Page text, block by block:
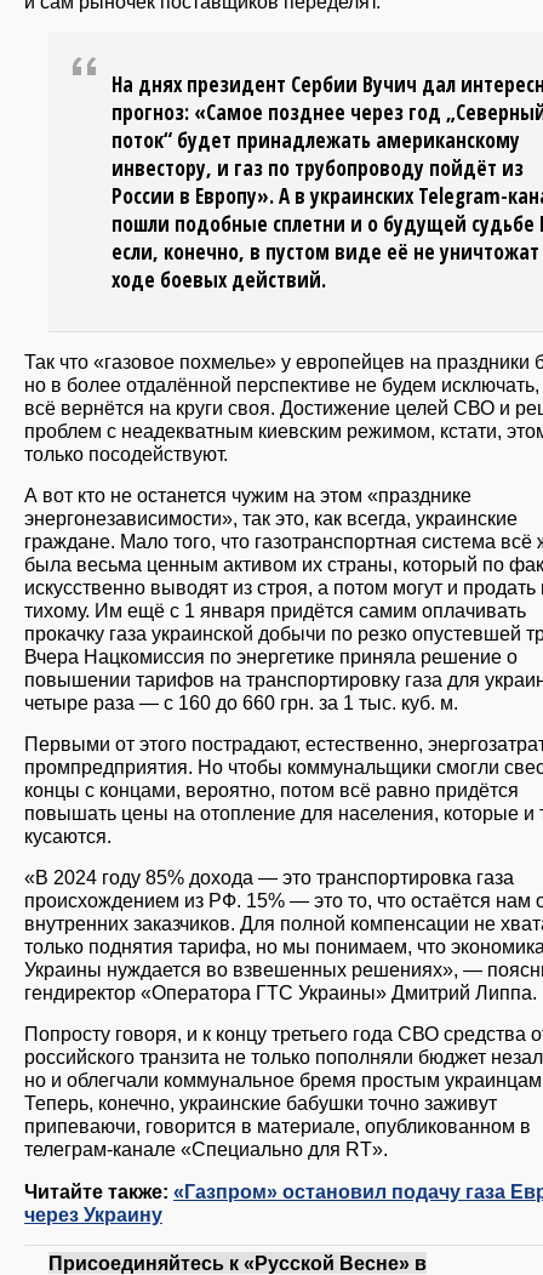
На днях президент Сербии Вучич дал
прогноз: «Самое позднее через год
поток“ будет принадлежать американскому
инвестору, и газ по трубопроводу пойдёт из
России в Европу». А в украинских Telegram-
пошли подобные сплетни и о будущей судьбе
если, конечно, в пустом виде её не
ходе боевых действий.
Так что «газовое похмелье» у европейцев на праздники
но в более отдалённой перспективе не будем исключать,
всё вернётся на круги своя. Достижение целей СВО и
проблем с неадекватным киевским режимом, кстати,
только посодействуют.
А вот кто не останется чужим на этом «празднике
энергонезависимости», так это, как всегда, украинские
граждане. Мало того, что газотранспортная система всё
была весьма ценным активом их страны, который по
искусственно выводят из строя, а потом могут и продать
тихому. Им ещё с 1 января придётся самим оплачивать
прокачку газа украинской добычи по резко опустевшей
Вчера Нацкомиссия по энергетике приняла решение о
повышении тарифов на транспортировку газа для
четыре раза — с 160 до 660 грн. за 1 тыс. куб. м.
Первыми от этого пострадают, естественно,
промпредприятия. Но чтобы коммунальщики смогли
концы с концами, вероятно, потом всё равно придётся
повышать цены на отопление для населения, которые и
кусаются.
«В 2024 году 85% дохода — это транспортировка газа
происхождением из РФ. 15% — это то, что остаётся нам
внутренних заказчиков. Для полной компенсации не
только поднятия тарифа, но мы понимаем, что
Украины нуждается во взвешенных решениях», —
гендиректор «Оператора ГТС Украины» Дмитрий Липпа.
Попросту говоря, и к концу третьего года СВО средства
российского транзита не только пополняли бюджет
но и облегчали коммунальное бремя простым
Теперь, конечно, украинские бабушки точно заживут
припеваючи, говорится в материале, опубликованном в
телеграм-канале «Специально для RT».
Читайте также: «Газпром» остановил подачу газа
через Украину
Присоединяйтесь к «Русской Весне» в